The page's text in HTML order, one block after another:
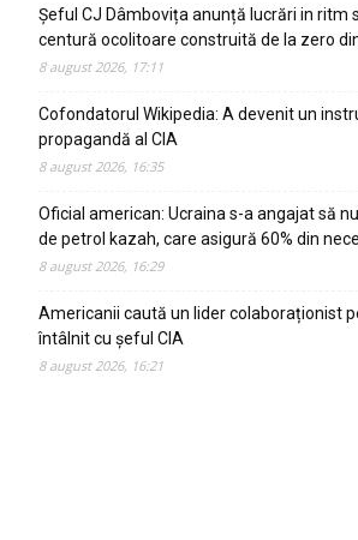
Șeful CJ Dâmbovița anunță lucrări in ritm
centură ocolitoare construită de la zero
8 august 2026, 17:11
Cofondatorul Wikipedia: A devenit un
propagandă al CIA
8 august 2026, 16:35
Oficial american: Ucraina s-a angajat să
de petrol kazah, care asigură 60% din
8 august 2026, 16:29
Americanii caută un lider colaboraționist
întâlnit cu șeful CIA
8 august 2026, 16:21